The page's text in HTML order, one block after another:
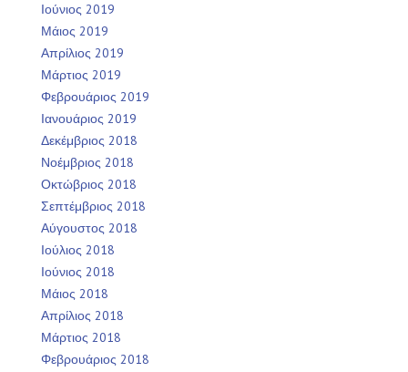
Ιούνιος 2019
Μάιος 2019
Απρίλιος 2019
Μάρτιος 2019
Φεβρουάριος 2019
Ιανουάριος 2019
Δεκέμβριος 2018
Νοέμβριος 2018
Οκτώβριος 2018
Σεπτέμβριος 2018
Αύγουστος 2018
Ιούλιος 2018
Ιούνιος 2018
Μάιος 2018
Απρίλιος 2018
Μάρτιος 2018
Φεβρουάριος 2018